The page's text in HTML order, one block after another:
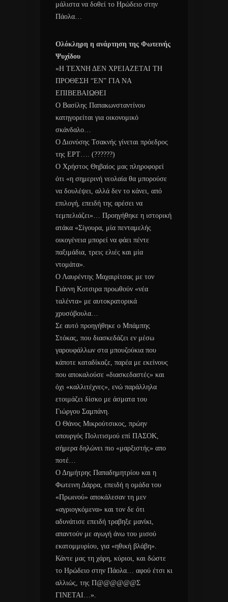
μάλιστα να δοθεί το Ηρώδειο στην
Πάολα…
Ολόκληρη η ανάρτηση της Φωτεινής
Ψυχίδου
«H ΤΕΧΝΗ ΔΕΝ ΧΡΕΙΑΖΕΤΑΙ ΤΗ
ΠΡΟΘΕΣΗ “ΕΝ” ΓΙΑ ΝΑ
ΕΠΙΒΕΒΑΙΩΘEI
Ο Βασίλης Παπακωνσταντίνου
κατηγορείται για οικονομικό
σκάνδαλο…
Ο Διονύσης Τσακνής γίνεται πρόεδρος
της ΕΡΤ…. (??????)
Ο Χρήστος Θηβαίος μας πληροφορεί
ότι «η σημερινή νεολαία θα μπορούσε
να δουλέψει, αλλά δεν το κάνει, από
επιλογή, επειδή της αρέσει να
τεμπελιάζει»… Προηγήθηκε η ιστορική
ατάκα «Σίγουρα, μία πενταμελής
οικογένεια μπορεί να φάει πέντε
παξιμάδια, τρεις ελιές και μία
ντομάτα».
Ο Λαυρέντης Μαχαιρίτσας με τον
Γιάννη Κοτσιρα προωθούν «νέα
ταλέντα» με αυτοκρατορικά
χρυσόβουλα…
Σε αυτό προηγήθηκε ο Μπάμπης
Στόκας, που διασκεδάζει εν μέσω
γαρουφάλλων στα μπουζούκια που
κάποτε καταδίκαζε, παρέα με εκείνους
που αποκαλούσε «διασκεδαστές» και
όχι «καλλιτέχνες», ενώ παράλληλα
ετοιμάζει δίσκο με άσματα του
Γιώργου Σαμπάνη.
Ο Θάνος Μικρούτσικος, πρώην
υπουργός Πολιτισμού επί ΠΑΣΟΚ,
σήμερα δηλώνει πιο «μαρξιστής» απο
ποτέ…
Ο Δημήτρης Παπαδημητρίου και η
Φωτεινη Δάρρα, επειδή η ομάδα του
«Πρωινού» αποκάλεσαν τη μεν
«αγριογκόμενα» και τον δε ότι
αδυνάτισε επειδή τραβηξε μανίκι,
απαντούν με αγωγή άνω του μισού
εκατομμυρίου, για «ηθική βλάβη».
Κάντε μας τη χάρη, κύριοι, και δώστε
το Ηρώδειο στην Πάολα… αφού έτσι κι
αλλιώς, της Π@@@@@@Σ
ΓΙΝΕΤΑΙ…».